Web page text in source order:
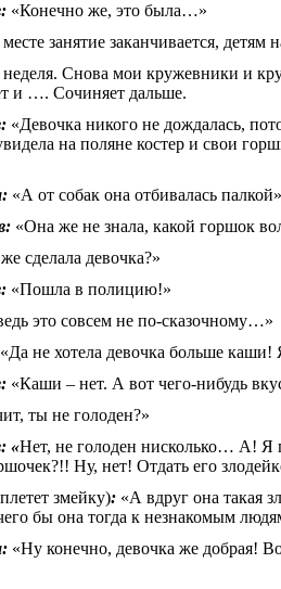
«Конечно же, это была…»
занятие заканчивается, детям
Снова мои кружевники и
и …. Сочиняет дальше.
«Девочка никого не дождалась,
на поляне костер и свои
«А от собак она отбивалась
«Она же не знала, какой горшок
сделала девочка?»
«Пошла в полицию!»
это совсем не по-сказочному…»
«Да не хотела девочка больше
«Каши – нет. А вот чего-нибудь
ты не голоден?»
«Нет, не голоден нисколько… А! Я
Ну, нет! Отдать его
змейку): «А вдруг она такая
бы она тогда к незнакомым
«Ну конечно, девочка же добрая!